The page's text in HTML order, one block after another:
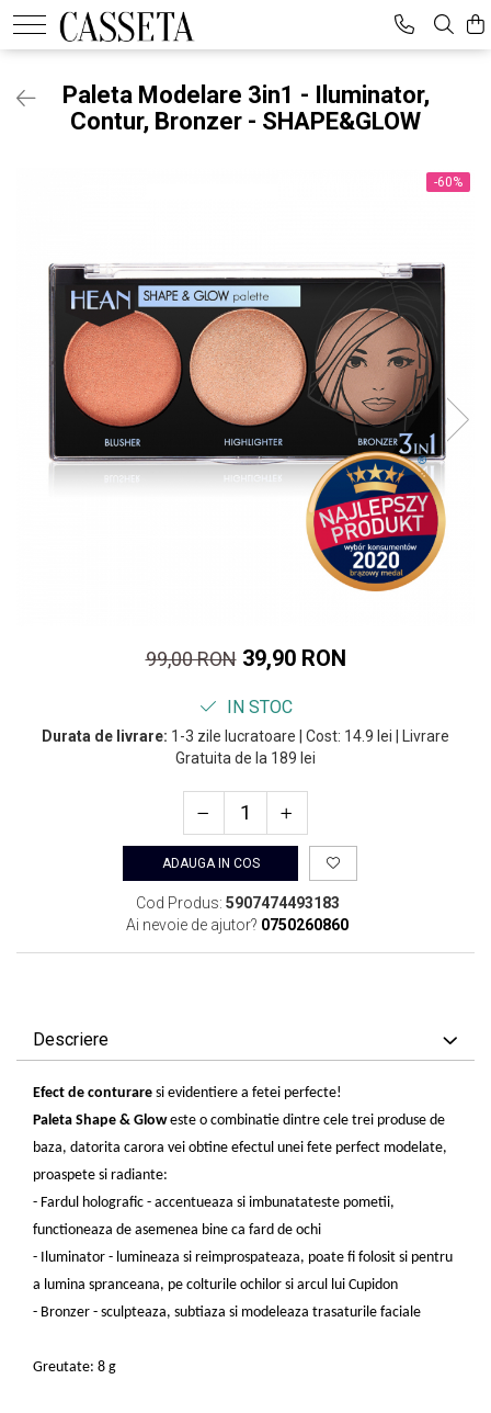
Paleta Modelare 3in1 - Iluminator,
Contur, Bronzer - SHAPE&GLOW
-60%
99,00 RON 39,90 RON
IN STOC
Durata de livrare: 1-3 zile lucratoare | Cost: 14.9 lei | Livrare
Gratuita de la 189 lei
ADAUGA IN COS
Cod Produs: 5907474493183
Ai nevoie de ajutor? 0750260860
Descriere
Efect de conturare si evidentiere a fetei perfecte!
Paleta Shape & Gloweste o combinatie dintre cele trei produse de
baza, datorita carora vei obtine efectul unei fete perfect modelate,
proaspete si radiante:
- Fardul holografic - accentueaza si imbunatateste pometii,
functioneaza de asemenea bine ca fard de ochi
- Iluminator - lumineaza si reimprospateaza, poate fi folosit si pentru
a lumina spranceana, pe colturile ochilor si arcul lui Cupidon
- Bronzer - sculpteaza, subtiaza si modeleaza trasaturile faciale
Greutate: 8 g